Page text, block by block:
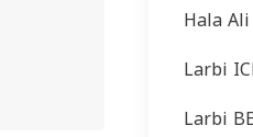
Hala Ali
Larbi
Larbi